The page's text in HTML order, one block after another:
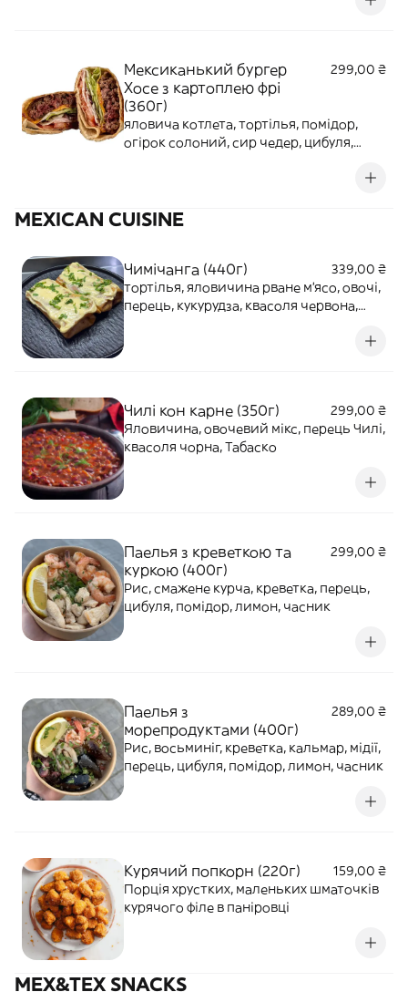
Мексиканький бургер
Хосе з картоплею фрі
(360г)
299,00 ₴
яловича котлета, тортілья, помідор,
огірок солоний, сир чедер, цибуля,
MEXICAN CUISINE
Чимічанга (440г)
339,00 ₴
тортілья, яловичина рване м'ясо, овочі,
перець, кукурудза, квасоля червона,
Чилі кон карне (350г)
299,00 ₴
Яловичина, овочевий мікс, перець Чилі,
квасоля чорна, Табаско
Паелья з креветкою та
куркою (400г)
299,00 ₴
Рис, смажене курча, креветка, перець,
цибуля, помідор, лимон, часник
Паелья з
морепродуктами (400г)
289,00 ₴
Рис, восьминіг, креветка, кальмар, мідії,
перець, цибуля, помідор, лимон, часник
Курячий попкорн (220г)
159,00 ₴
Порція хрустких, маленьких шматочків
курячого філе в паніровці
MEX&TEX SNACKS